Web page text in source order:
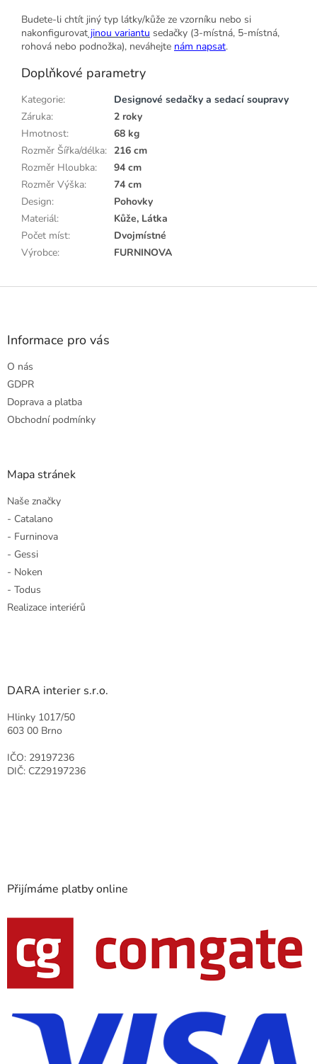
Budete-li chtít jiný typ látky/kůže ze vzorníku nebo si
nakonfigurovat jinou variantu sedačky (3-místná, 5-místná,
rohová nebo podnožka), neváhejte nám napsat.
Doplňkové parametry
Kategorie:
Designové sedačky a sedací soupravy
Záruka:
2 roky
Hmotnost:
68 kg
Rozměr Šířka/délka: 216 cm
Rozměr Hloubka:
94 cm
Rozměr Výška:
74 cm
Design:
Pohovky
Materiál:
Kůže, Látka
Počet míst:
Dvojmístné
Výrobce: FURNINOVA
Z
Informace pro vás
O nás
GDPR
Doprava a platba
Obchodní podmínky
Mapa stránek
Naše značky
- Catalano
- Furninova
- Gessi
- Noken
- Todus
Realizace interiérů
DARA interier s.r.o.
Hlinky 1017/50
603 00 Brno
IČO: 29197236
DIČ: CZ29197236
Přijímáme platby online